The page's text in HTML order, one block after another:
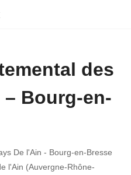
des
– Bourg-en-
De l'Ain - Bourg-en-Bresse
l'Ain (Auvergne-Rhône-